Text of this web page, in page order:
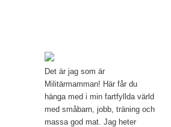
Mamma, militär och märkbart
Det är jag som är
Militärmamman! Här får du
hänga med i min fartfyllda värld
med småbarn, jobb, träning och
massa god mat. Jag heter